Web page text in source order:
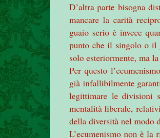
D’altra parte bisogna
mancare la carità
guaio serio è invece
punto che il singolo o il
solo esteriormente, ma
Per questo
già infallibilmente
legittimare le divisioni
mentalità liberale,
della diversità nel modo
L’ecumenismo non è la